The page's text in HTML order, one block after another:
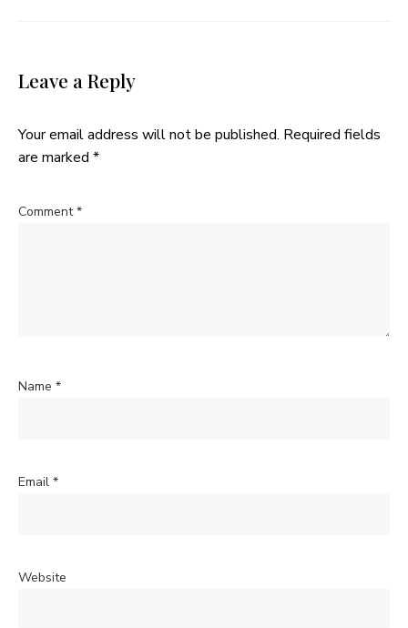
Leave a Reply
Your email address will not be published. Required fields
are marked *
Comment*
Name *
Email *
Website